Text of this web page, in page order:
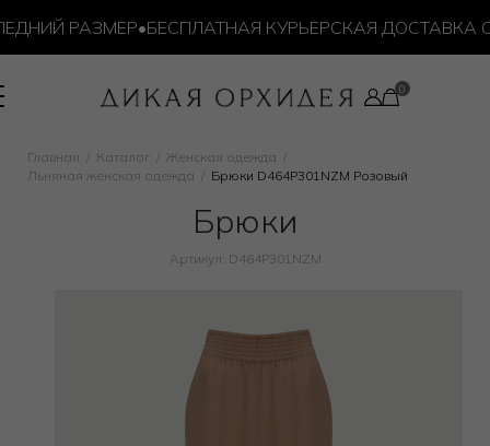
РАЗМЕР•БЕСПЛАТНАЯ КУРЬЕРСКАЯ ДОСТАВКА ОТ
Главная Каталог
Женская одежда
Льняная женская одежда
Брюки D464P301NZM Розовый
Брюки
Артикул: D464P301NZM